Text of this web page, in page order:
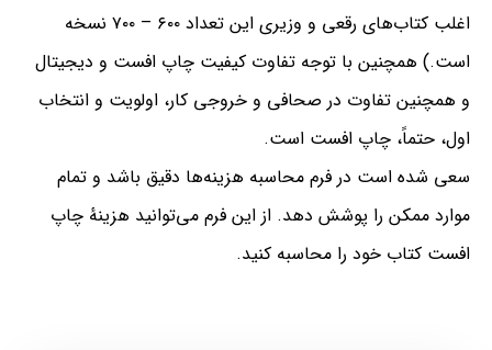
اغلب کتاب‌های رقعی و وزیری این تعداد ۶۰۰ – ۷۰۰ نسخه
است.) همچنین با توجه تفاوت کیفیت چاپ افست و دیجیتال
و همچنین تفاوت در صحافی و خروجی کار، اولویت و انتخاب
اول، حتماً، چاپ افست است.
سعی شده است در فرم محاسبه هزینه‌ها دقیق باشد و تمام
موارد ممکن را پوشش دهد. از این فرم می‌توانید هزینهٔ چاپ
افست کتاب خود را محاسبه کنید.